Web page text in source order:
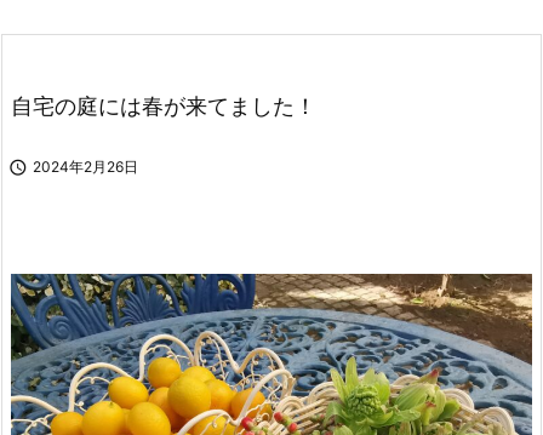

自宅の庭には春が来てました！
 2024年2月26日